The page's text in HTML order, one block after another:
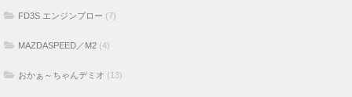
FD3S エンジンブロー (7)
MAZDASPEED／M2 (4)
おかぁ～ちゃんデミオ (13)